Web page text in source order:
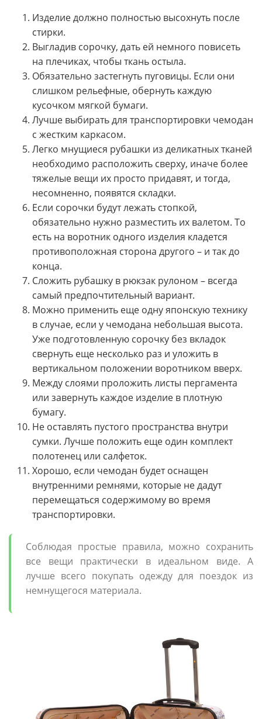
Изделие должно полностью высохнуть после
стирки.
Выгладив сорочку, дать ей немного повисеть
на плечиках, чтобы ткань остыла.
Обязательно застегнуть пуговицы. Если они
слишком рельефные, обернуть каждую
кусочком мягкой бумаги.
Лучше выбирать для транспортировки чемодан
с жестким каркасом.
Легко мнущиеся рубашки из деликатных тканей
необходимо расположить сверху, иначе более
тяжелые вещи их просто придавят, и тогда,
несомненно, появятся складки.
Если сорочки будут лежать стопкой,
обязательно нужно разместить их валетом. То
есть на воротник одного изделия кладется
противоположная сторона другого – и так до
конца.
Сложить рубашку в рюкзак рулоном – всегда
самый предпочтительный вариант.
Можно применить еще одну японскую технику
в случае, если у чемодана небольшая высота.
Уже подготовленную сорочку без вкладок
свернуть еще несколько раз и уложить в
вертикальном положении воротником вверх.
Между слоями проложить листы пергамента
или завернуть каждое изделие в плотную
бумагу.
Не оставлять пустого пространства внутри
сумки. Лучше положить еще один комплект
полотенец или салфеток.
Хорошо, если чемодан будет оснащен
внутренними ремнями, которые не дадут
перемещаться содержимому во время
транспортировки.
Соблюдая простые правила, можно сохранить
все вещи практически в идеальном виде. А
лучше всего покупать одежду для поездок из
немнущегося материала.